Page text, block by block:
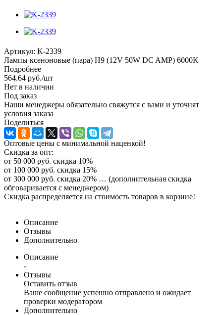
Артикул: K-2339
Лампы ксеноновые (пара) H9 (12V 50W DC AMP) 6000K
Подробнее
564.64 руб./шт
Нет в наличии
Под заказ
Наши менеджеры обязательно свяжутся с вами и уточнят
условия заказа
Поделиться
Оптовые цены с минимальной наценкой!
Скидка за опт:
от 50 000 руб. скидка 10%
от 100 000 руб. скидка 15%
от 300 000 руб. скидка 20% … (дополнительная скидка
обговаривается с менеджером)
Скидка распределяется на стоимость товаров в корзине!
Описание
Отзывы
Дополнительно
Описание
-
Отзывы
Оставить отзыв
Ваше сообщение успешно отправлено и ожидает
проверки модератором
Дополнительно